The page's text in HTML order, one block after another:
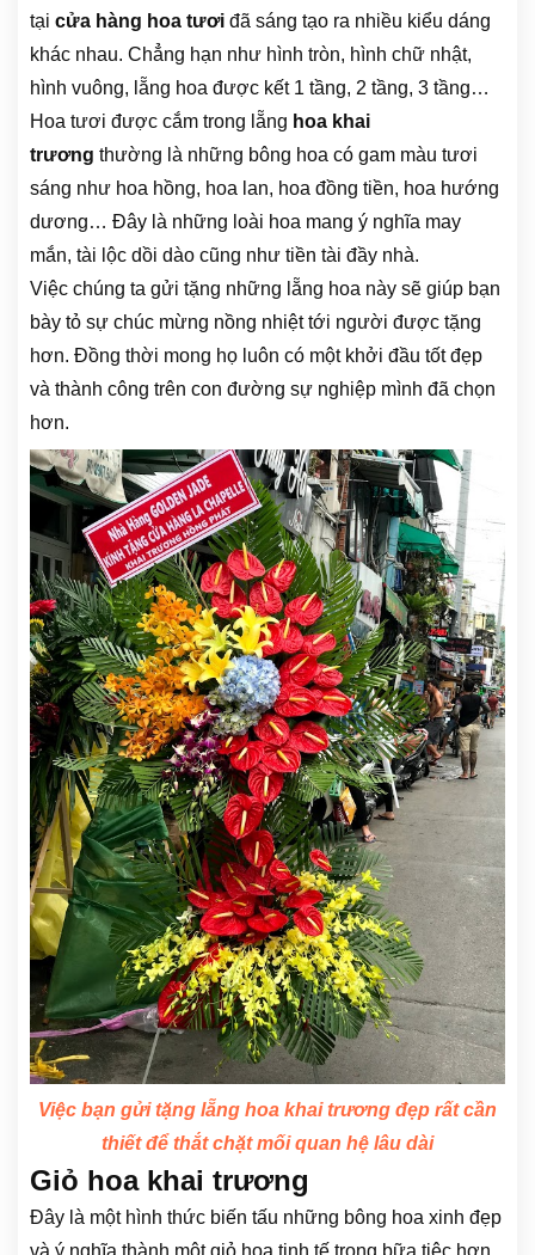
tại cửa hàng hoa tươi đã sáng tạo ra nhiều kiểu dáng
khác nhau. Chẳng hạn như hình tròn, hình chữ nhật,
hình vuông, lẵng hoa được kết 1 tầng, 2 tầng, 3 tầng…
Hoa tươi được cắm trong lẵng hoa khai
trương thường là những bông hoa có gam màu tươi
sáng như hoa hồng, hoa lan, hoa đồng tiền, hoa hướng
dương… Đây là những loài hoa mang ý nghĩa may
mắn, tài lộc dồi dào cũng như tiền tài đầy nhà.
Việc chúng ta gửi tặng những lẵng hoa này sẽ giúp bạn
bày tỏ sự chúc mừng nồng nhiệt tới người được tặng
hơn. Đồng thời mong họ luôn có một khởi đầu tốt đẹp
và thành công trên con đường sự nghiệp mình đã chọn
hơn.
Việc bạn gửi tặng lẵng hoa khai trương đẹp rất cần
thiết để thắt chặt mối quan hệ lâu dài
Giỏ hoa khai trương
Đây là một hình thức biến tấu những bông hoa xinh đẹp
và ý nghĩa thành một giỏ hoa tinh tế trong bữa tiệc hơn.